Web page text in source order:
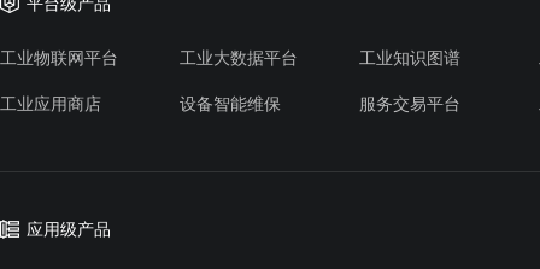
工业物联网平台 工业大数据平台 工业知识图谱
工业应用商店
设备智能维保 服务交易平台
应用级产品